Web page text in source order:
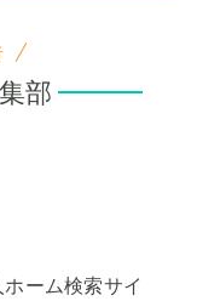
部
ーム検索サイ